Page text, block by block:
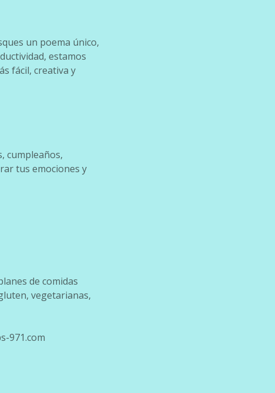
un poema único,
estamos
fácil, creativa y
cumpleaños,
tus emociones y
de comidas
vegetarianas,
971.com